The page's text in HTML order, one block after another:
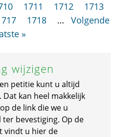
1711 1712
1713
1718 …
Volgende
»
wijzigen
petitie kunt u altijd
kan heel makkelijk
de link die we u
bevestiging. Op de
vindt u hier de